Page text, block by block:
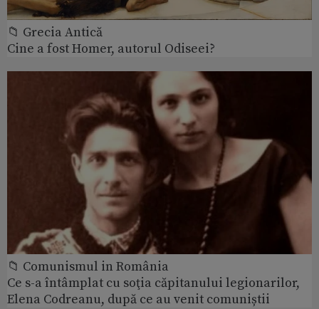
📁 Grecia Antică
Cine a fost Homer, autorul Odiseei?
📁 Comunismul in România
Ce s-a întâmplat cu soţia căpitanului legionarilor,
Elena Codreanu, după ce au venit comuniștii